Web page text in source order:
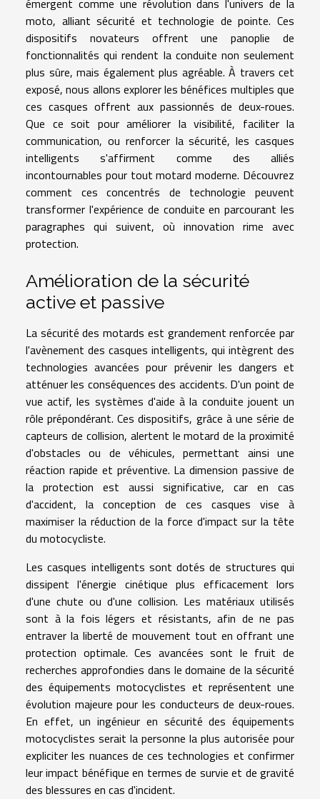
moto, alliant sécurité et technologie de pointe. Ces
dispositifs novateurs offrent une panoplie de
fonctionnalités qui rendent la conduite non seulement
plus sûre, mais également plus agréable. À travers cet
exposé, nous allons explorer les bénéfices multiples que
ces casques offrent aux passionnés de deux-roues.
Que ce soit pour améliorer la visibilité, faciliter la
communication, ou renforcer la sécurité, les casques
intelligents s'affirment comme des alliés
incontournables pour tout motard moderne. Découvrez
comment ces concentrés de technologie peuvent
transformer l'expérience de conduite en parcourant les
paragraphes qui suivent, où innovation rime avec
protection.
Amélioration de la sécurité
active et passive
La sécurité des motards est grandement renforcée par
l'avènement des casques intelligents, qui intègrent des
technologies avancées pour prévenir les dangers et
atténuer les conséquences des accidents. D'un point de
vue actif, les systèmes d'aide à la conduite jouent un
rôle prépondérant. Ces dispositifs, grâce à une série de
capteurs de collision, alertent le motard de la proximité
d'obstacles ou de véhicules, permettant ainsi une
réaction rapide et préventive. La dimension passive de
la protection est aussi significative, car en cas
d'accident, la conception de ces casques vise à
maximiser la réduction de la force d'impact sur la tête
du motocycliste.
Les casques intelligents sont dotés de structures qui
dissipent l'énergie cinétique plus efficacement lors
d'une chute ou d'une collision. Les matériaux utilisés
sont à la fois légers et résistants, afin de ne pas
entraver la liberté de mouvement tout en offrant une
protection optimale. Ces avancées sont le fruit de
recherches approfondies dans le domaine de la sécurité
des équipements motocyclistes et représentent une
évolution majeure pour les conducteurs de deux-roues.
En effet, un ingénieur en sécurité des équipements
motocyclistes serait la personne la plus autorisée pour
expliciter les nuances de ces technologies et confirmer
leur impact bénéfique en termes de survie et de gravité
des blessures en cas d'incident.